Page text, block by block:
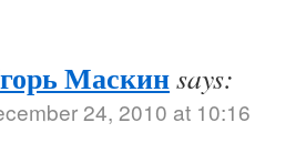
Маскинsays:
24, 2010 at 10:16